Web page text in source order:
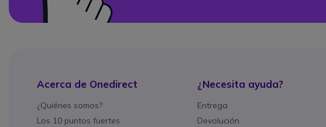
Acerca de Onedirect
¿Quiénes somos?
Los 10 puntos fuertes
¿Necesita ayuda?
Entrega
Devolución